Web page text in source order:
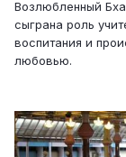
Возлюбленный
сыграна роль
воспитания и
любовью.